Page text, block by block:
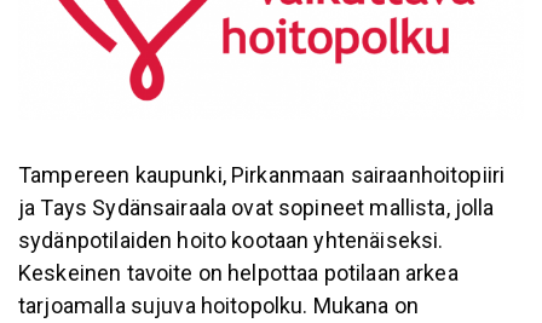
Tampereen kaupunki, Pirkanmaan sairaanhoitopiiri
ja Tays Sydänsairaala ovat sopineet mallista, jolla
sydänpotilaiden hoito kootaan yhtenäiseksi.
Keskeinen tavoite on helpottaa potilaan arkea
tarjoamalla sujuva hoitopolku. Mukana on